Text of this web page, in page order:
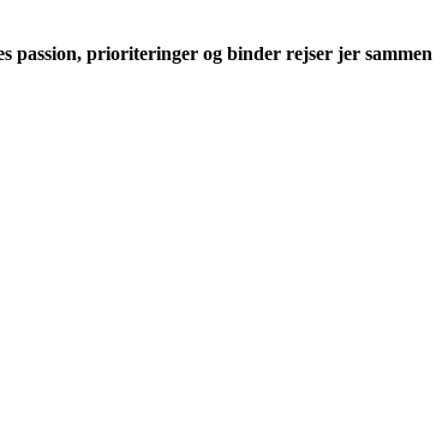
passion, prioriteringer og binder rejser jer sammen